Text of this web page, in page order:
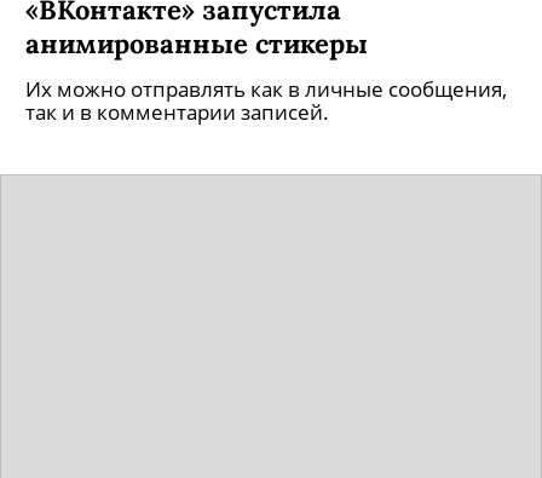
«ВКонтакте» запустила
анимированные стикеры
Их можно отправлять как в личные сообщения,
так и в комментарии записей.